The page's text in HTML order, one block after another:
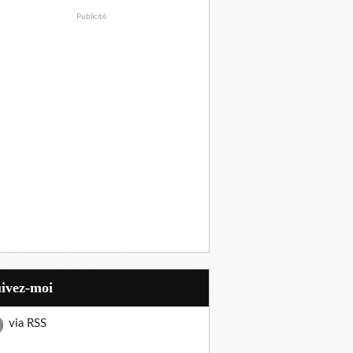
Publicité
moi
via RSS